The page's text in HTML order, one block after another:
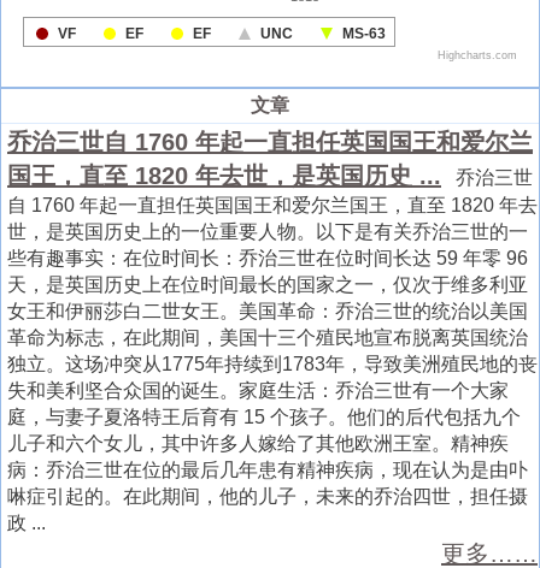
文章
乔治三世自 1760 年起一直担任英国国王和爱尔兰
国王，直至 1820 年去世，是英国历史 ... 乔治三世
自 1760 年起一直担任英国国王和爱尔兰国王，直至 1820 年去
世，是英国历史上的一位重要人物。以下是有关乔治三世的一
些有趣事实：在位时间长：乔治三世在位时间长达 59 年零 96
天，是英国历史上在位时间最长的国家之一，仅次于维多利亚
女王和伊丽莎白二世女王。美国革命：乔治三世的统治以美国
革命为标志，在此期间，美国十三个殖民地宣布脱离英国统治
独立。这场冲突从1775年持续到1783年，导致美洲殖民地的丧
失和美利坚合众国的诞生。家庭生活：乔治三世有一个大家
庭，与妻子夏洛特王后育有 15 个孩子。他们的后代包括九个
儿子和六个女儿，其中许多人嫁给了其他欧洲王室。精神疾
病：乔治三世在位的最后几年患有精神疾病，现在认为是由卟
啉症引起的。在此期间，他的儿子，未来的乔治四世，担任摄
政 ...
更多……